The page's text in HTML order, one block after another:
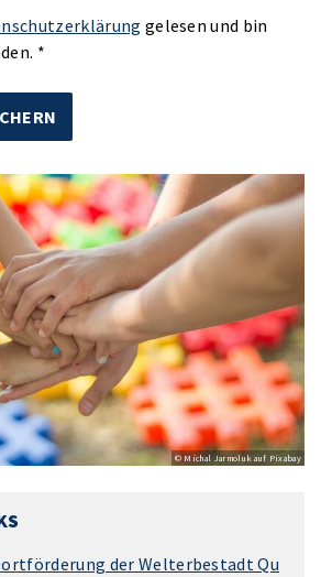
gelesen und bin
*
© Michal Jarmoluk auf Pixabay
der Welterbestadt Qu